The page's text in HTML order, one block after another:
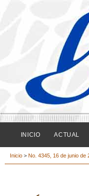
INICIO ACTUAL
Inicio > No. 4345, 16 de junio de